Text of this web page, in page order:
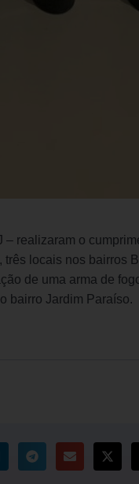
realizaram o
locais nos bairros
de uma arma de
bairro Jardim Paraíso.